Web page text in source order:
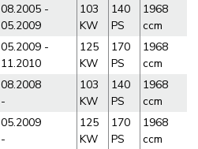
08.2005 -
05.2009
103
KW
140
PS
1968
ccm
05.2009 -
11.2010
125
KW
170
PS
1968
ccm
08.2008
-
103
KW
140
PS
1968
ccm
05.2009
-
125
KW
170
PS
1968
ccm